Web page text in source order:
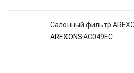
Салонный фильтр
AREXONSAC049EC